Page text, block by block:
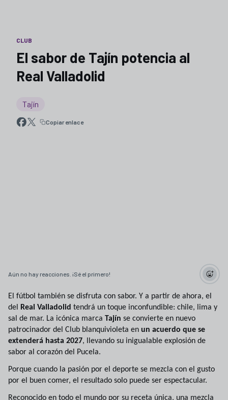
CLUB
El sabor de Tajín potencia al
Real Valladolid
Tajín
Copiar enlace
Aún no hay reacciones. ¡Sé el primero!
El fútbol también se disfruta con sabor. Y a partir de ahora, el
del
Real Valladolid tendrá un toque inconfundible: chile, lima y
sal de mar. La icónica marca Tajín se convierte en nuevo
patrocinador del Club blanquivioleta en un acuerdo que se
extenderá hasta 2027, llevando su inigualable explosión de
sabor al corazón del Pucela.
Porque cuando la pasión por el deporte se mezcla con el gusto
por el buen comer, el resultado solo puede ser espectacular.
Reconocido en todo el mundo por su receta única, una mezcla